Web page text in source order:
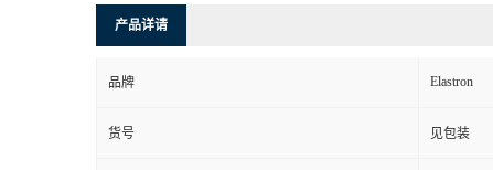
产品详请
品牌 Elastron
货号 见包装